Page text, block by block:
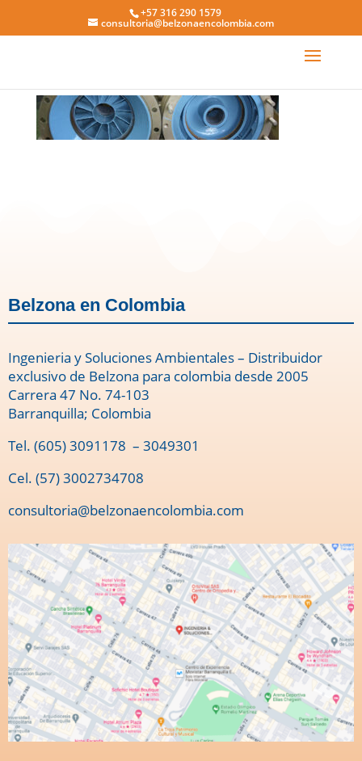
+57 316 290 1579
consultoria@belzonaencolombia.com
Belzona en Colombia
Ingenieria y Soluciones Ambientales – Distribuidor
exclusivo de Belzona para colombia desde 2005
Carrera 47 No. 74-103
Barranquilla; Colombia
Tel. (605) 3091178 – 3049301
Cel. (57) 3002734708
consultoria@belzonaencolombia.com